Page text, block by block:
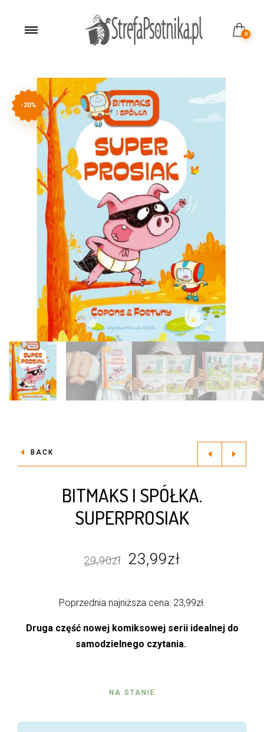
0
-20%
BACK
BITMAKS I SPÓŁKA.
SUPERPROSIAK
29,90zł
Pierwotna
wynosiła:
29,90zł.
23,99zł
wynosi:
23,99zł.
Poprzednia najniższa cena: 23,99zł.
Druga część nowej komiksowej serii idealnej do
samodzielnego czytania.
NA STANIE